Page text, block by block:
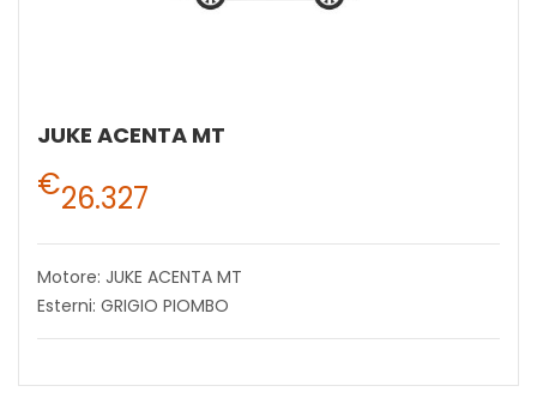
JUKE ACENTA MT
€26.327
Motore: JUKE ACENTA MT
Esterni: GRIGIO PIOMBO